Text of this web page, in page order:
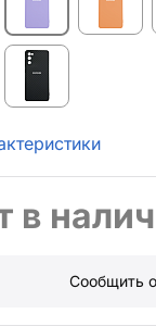
в
Сообщить